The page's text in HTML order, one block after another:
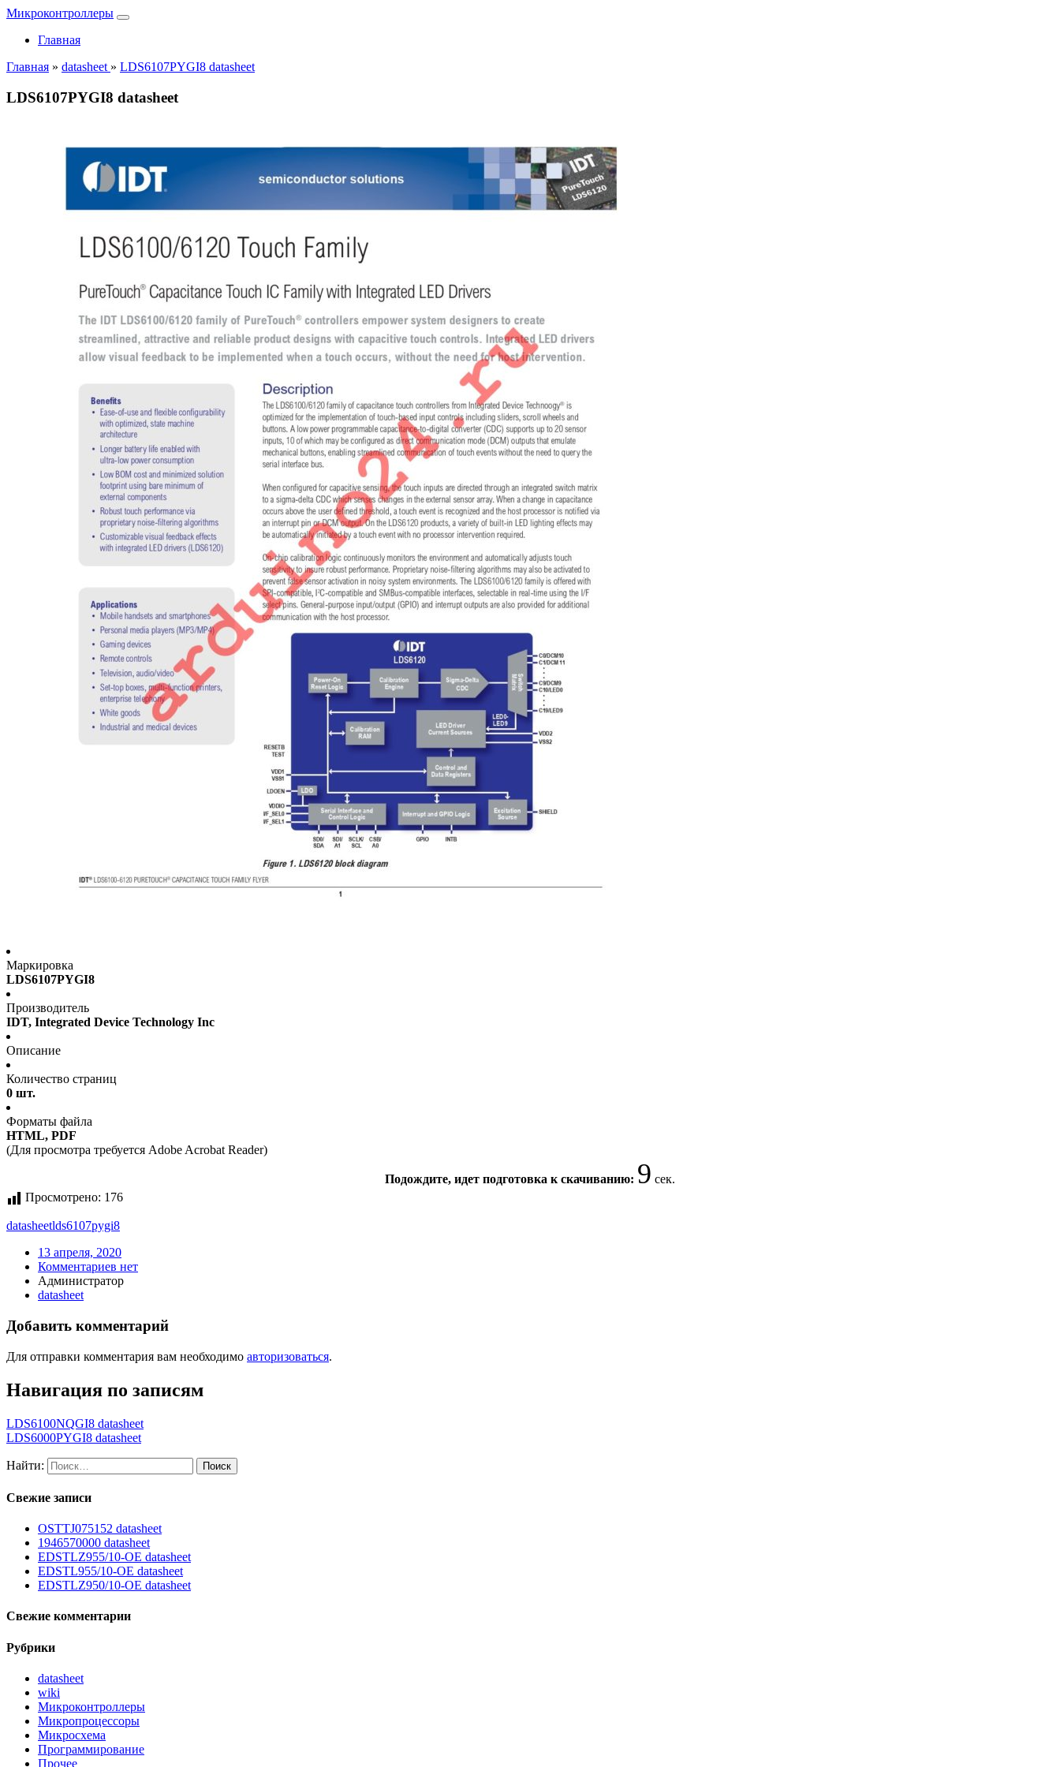
Микроконтроллеры
Главная
Главная » datasheet » LDS6107PYGI8 datasheet
LDS6107PYGI8 datasheet
Маркировка
LDS6107PYGI8
Производитель
IDT, Integrated Device Technology Inc
Описание
Количество страниц
0 шт.
Форматы файла
HTML, PDF
(Для просмотра требуется Adobe Acrobat Reader)
Подождите, идет подготовка к скачиванию: 9 сек.
Просмотрено: 176
datasheetlds6107pygi8
13 апреля, 2020
Комментариев нет
Администратор
datasheet
Добавить комментарий
Для отправки комментария вам необходимо авторизоваться.
Навигация по записям
LDS6100NQGI8 datasheet
LDS6000PYGI8 datasheet
Найти:
Свежие записи
OSTTJ075152 datasheet
1946570000 datasheet
EDSTLZ955/10-OE datasheet
EDSTL955/10-OE datasheet
EDSTLZ950/10-OE datasheet
Свежие комментарии
Рубрики
datasheet
wiki
Микроконтроллеры
Микропроцессоры
Микросхема
Программирование
Прочее